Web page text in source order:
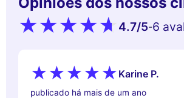
4.7/5-6
Karine P.
publicado há mais de um ano